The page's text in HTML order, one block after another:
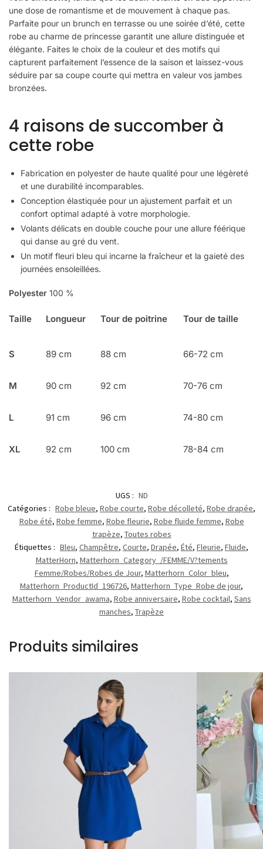
une dose de romantisme et de mouvement à chaque pas.
Parfaite pour un brunch en terrasse ou une soirée d’été, cette
robe au charme de princesse garantit une allure distinguée et
élégante. Faites le choix de la couleur et des motifs qui
capturent parfaitement l’essence de la saison et laissez-vous
séduire par sa coupe courte qui mettra en valeur vos jambes
bronzées.
4 raisons de succomber à
cette robe
Fabrication en polyester de haute qualité pour une légèreté
et une durabilité incomparables.
Conception élastiquée pour un ajustement parfait et un
confort optimal adapté à votre morphologie.
Volants délicats en double couche pour une allure féérique
qui danse au gré du vent.
Un motif fleuri bleu qui incarne la fraîcheur et la gaieté des
journées ensoleillées.
Polyester 100 %
Taille Longueur Tour de poitrine Tour de taille
S 89 cm 88 cm 66-72 cm
M 90 cm 92 cm 70-76 cm
L 91 cm 96 cm 74-80 cm
XL 92 cm 100 cm 78-84 cm
UGS : ND
Catégories : Robe bleue, Robe courte, Robe décolleté, Robe drapée,
Robe été, Robe femme, Robe fleurie, Robe fluide femme, Robe
trapèze, Toutes robes
Étiquettes : Bleu, Champêtre, Courte, Drapée, Été, Fleurie, Fluide,
MatterHorn, Matterhorn_Category_/FEMME/V?tements
Femme/Robes/Robes de Jour, Matterhorn_Color_bleu,
Matterhorn_ProductId_196726, Matterhorn_Type_Robe de jour,
Matterhorn_Vendor_awama, Robe anniversaire, Robe cocktail, Sans
manches, Trapèze
Produits similaires